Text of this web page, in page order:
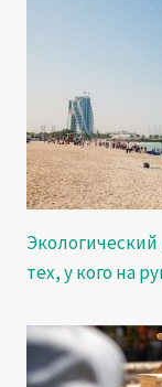
тех, у кого на